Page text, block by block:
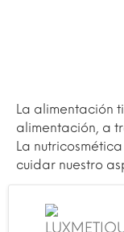
La alimentación
alimentación, a
La
cuidar nuestro